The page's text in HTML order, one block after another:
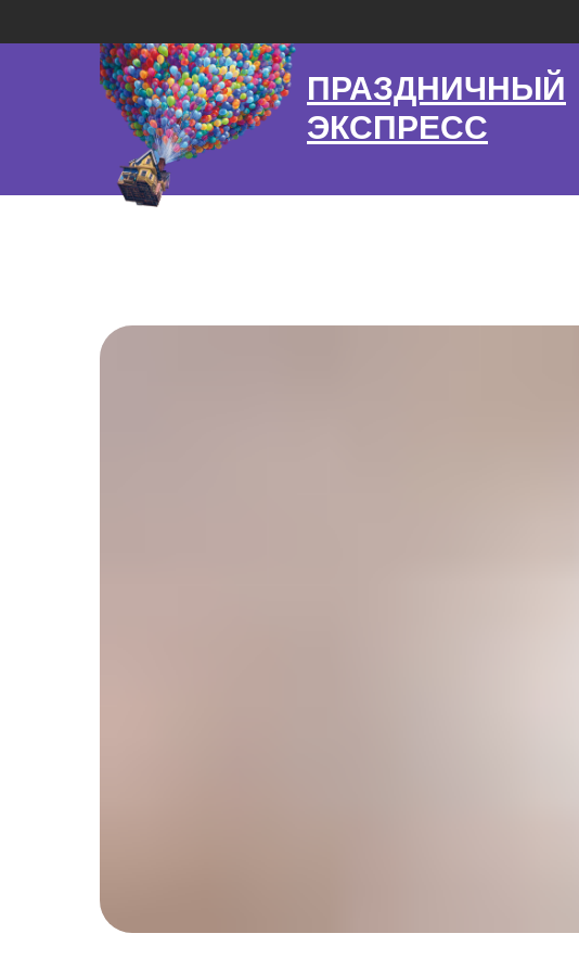
ПРАЗДНИЧНЫЙ
ЭКСПРЕСС